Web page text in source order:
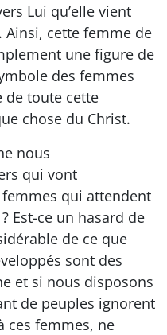
Lui qu’elle vient
cette femme de
une figure de
des femmes
de toute cette
chose du Christ.
nous
qui vont
qui attendent
Est-ce un hasard de
de ce que
sont des
et si nous disposons
de peuples ignorent
ces femmes, ne